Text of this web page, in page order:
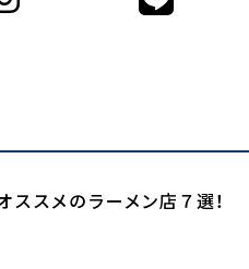
ススメのラーメン店７選！